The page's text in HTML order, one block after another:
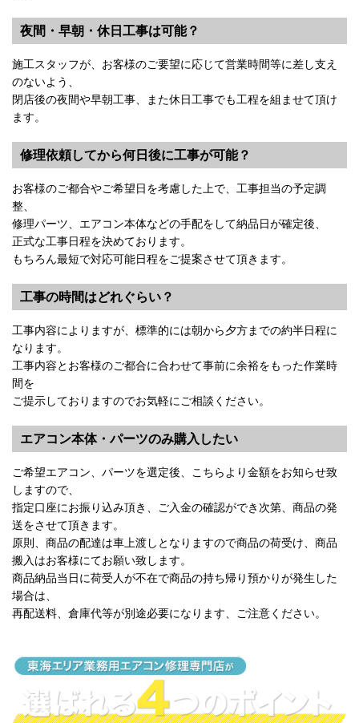
夜間・早朝・休日工事は可能？
施工スタッフが、お客様のご要望に応じて営業時間等に差し支え
のないよう、
閉店後の夜間や早朝工事、また休日工事でも工程を組ませて頂け
ます。
修理依頼してから何日後に工事が可能？
お客様のご都合やご希望日を考慮した上で、工事担当の予定調
整、
修理パーツ、エアコン本体などの手配をして納品日が確定後、
正式な工事日程を決めております。
もちろん最短で対応可能日程をご提案させて頂きます。
工事の時間はどれぐらい？
工事内容によりますが、標準的には朝から夕方までの約半日程に
なります。
工事内容とお客様のご都合に合わせて事前に余裕をもった作業時
間を
ご提示しておりますのでお気軽にご相談ください。
エアコン本体・パーツのみ購入したい
ご希望エアコン、パーツを選定後、こちらより金額をお知らせ致
しますので、
指定口座にお振り込み頂き、ご入金の確認ができ次第、商品の発
送をさせて頂きます。
原則、商品の配達は車上渡しとなりますので商品の荷受け、商品
搬入はお客様にてお願い致します。
商品納品当日に荷受人が不在で商品の持ち帰り預かりが発生した
場合は、
再配送料、倉庫代等が別途必要になります、ご注意ください。